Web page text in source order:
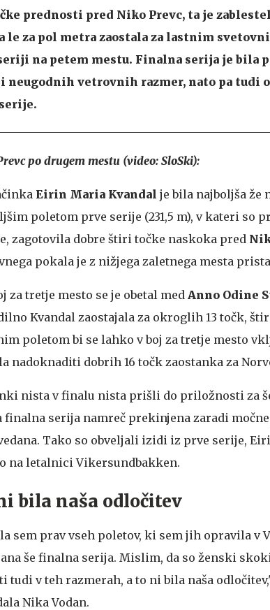
prednosti pred Niko Prevc, ta je
le za pol metra zaostala za lastnim
na petem mestu. Finalna serija je bila
neugodnih vetrovnih razmer, nato pa tudi
po drugem mestu (video: SloSki):
Eirin Maria Kvandal je bila najboljša že
poletom prve serije (231,5 m), v kateri so
zagotovila dobre štiri točke naskoka pred
pokala je z nižjega zaletnega mesta
za tretje mesto se je obetal med Anno Odine
Kvandal zaostajala za okroglih 13 točk,
poletom bi se lahko v boj za tretje mesto
nadoknaditi dobrih 16 točk zaostanka za
nista v finalu nista prišli do priložnosti za
finalna serija namreč prekinjena zaradi
Tako so obveljali izidi iz prve serije,
na letalnici Vikersundbakken.
bila naša odločitev
sem prav vseh poletov, ki sem jih opravila v
še finalna serija. Mislim, da so ženski
tudi v teh razmerah, a to ni bila naša
Nika Vodan.